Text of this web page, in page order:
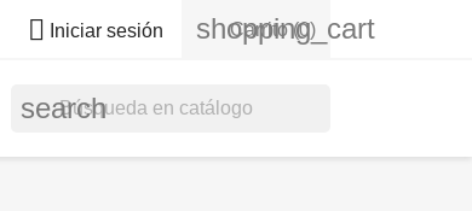
 Iniciar sesión shopping_cart
Carrito (0)
search